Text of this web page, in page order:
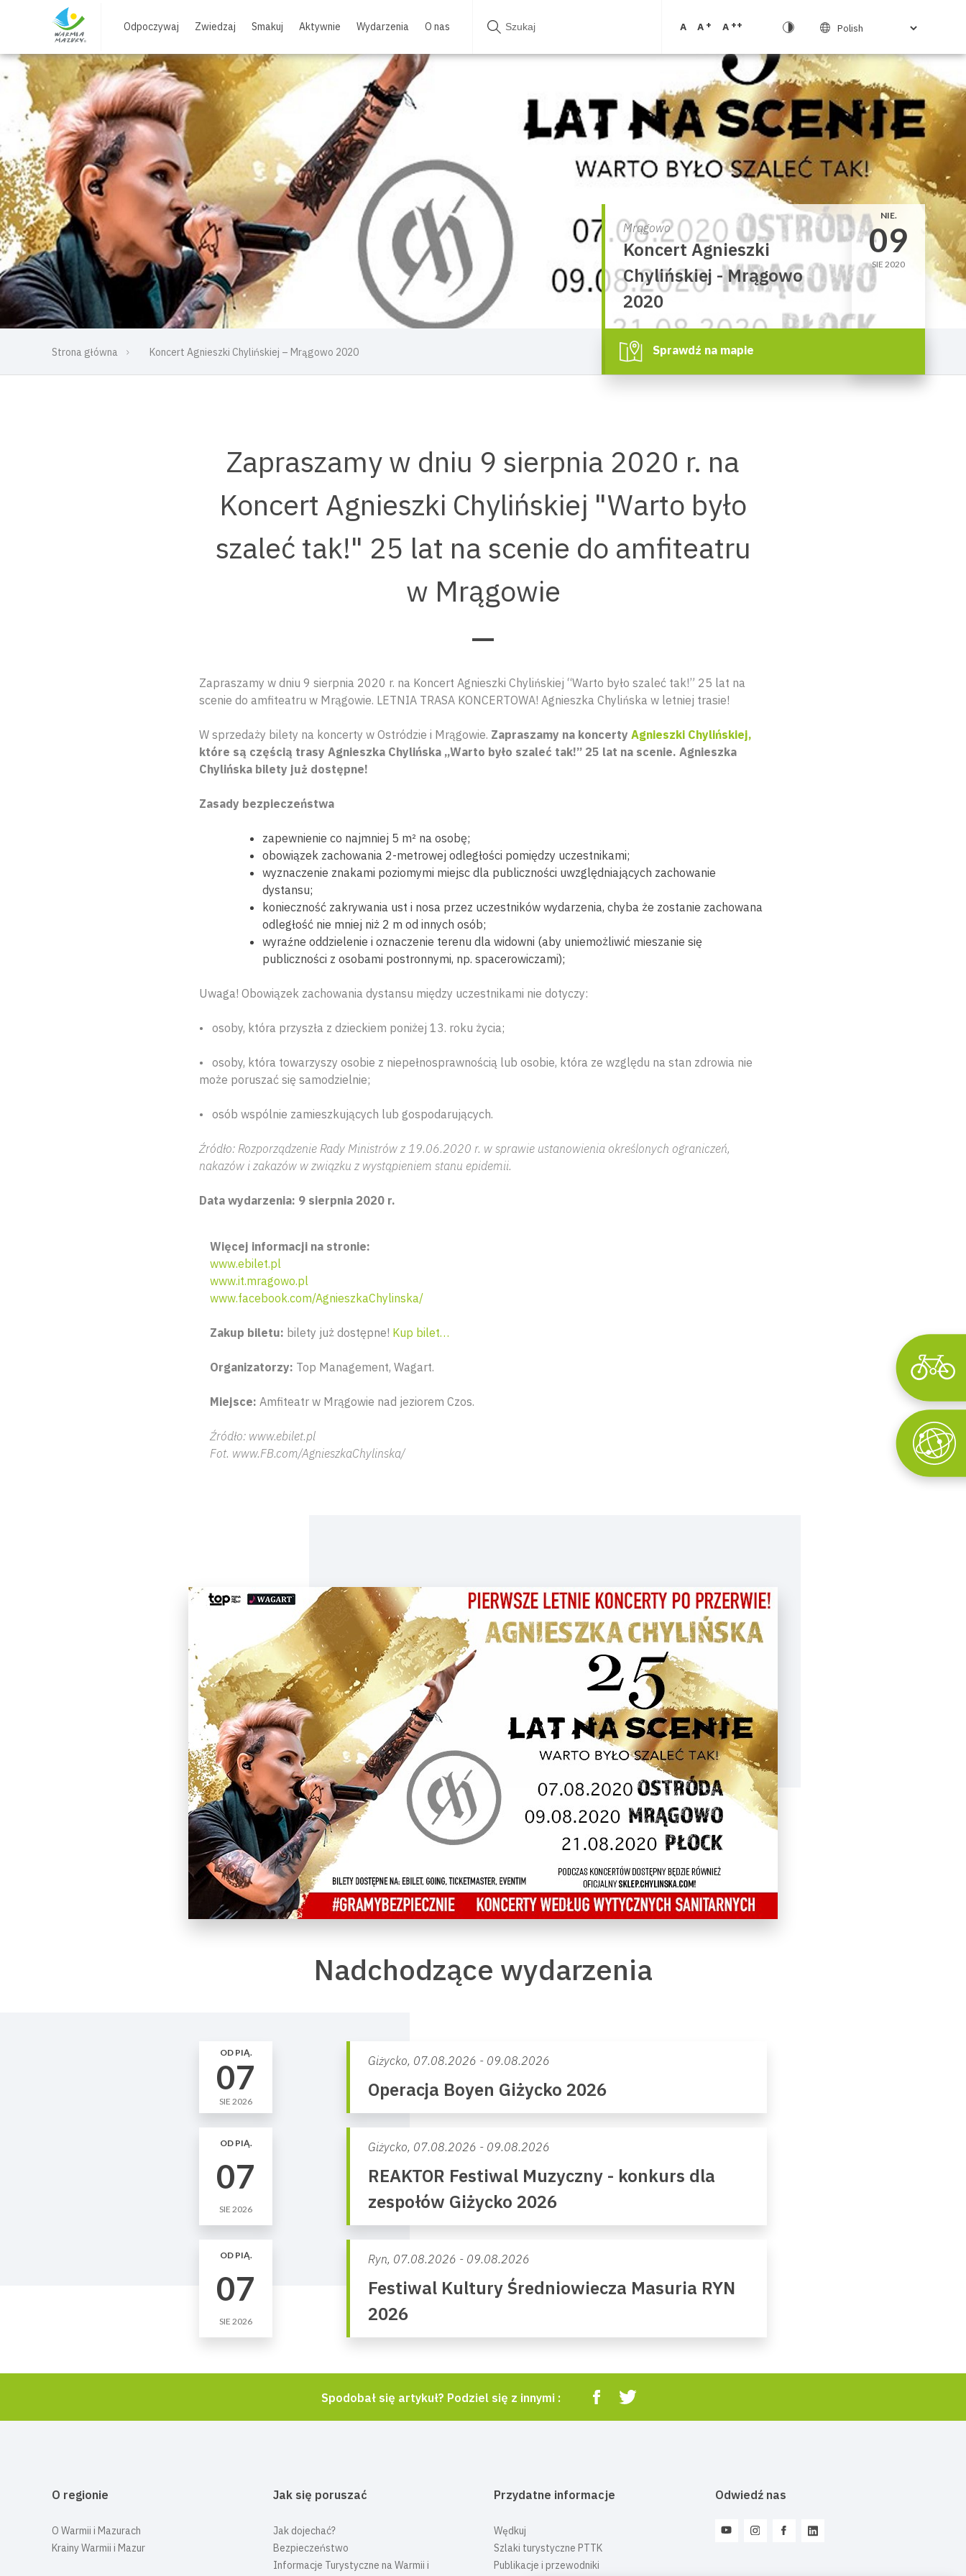
Odpoczywaj Zwiedzaj Smakuj Aktywnie Wydarzenia O nas A A + A ++
Strona główna Koncert Agnieszki Chylińskiej – Mrągowo 2020
Mrągowo
Koncert Agnieszki
Chylińskiej - Mrągowo
2020
NIE.
09
SIE 2020
Sprawdź na mapie
Zapraszamy w dniu 9 sierpnia 2020 r. na
Koncert Agnieszki Chylińskiej "Warto było
szaleć tak!" 25 lat na scenie do amfiteatru
w Mrągowie
Zapraszamy w dniu 9 sierpnia 2020 r. na Koncert Agnieszki Chylińskiej “Warto było szaleć tak!” 25 lat na
scenie do amfiteatru w Mrągowie. LETNIA TRASA KONCERTOWA! Agnieszka Chylińska w letniej trasie!
W sprzedaży bilety na koncerty w Ostródzie i Mrągowie. Zapraszamy na koncerty Agnieszki Chylińskiej,
które są częścią trasy Agnieszka Chylińska „Warto było szaleć tak!” 25 lat na scenie. Agnieszka
Chylińska bilety już dostępne!
Zasady bezpieczeństwa
zapewnienie co najmniej 5 m² na osobę;
obowiązek zachowania 2-metrowej odległości pomiędzy uczestnikami;
wyznaczenie znakami poziomymi miejsc dla publiczności uwzględniających zachowanie
dystansu;
konieczność zakrywania ust i nosa przez uczestników wydarzenia, chyba że zostanie zachowana
odległość nie mniej niż 2 m od innych osób;
wyraźne oddzielenie i oznaczenie terenu dla widowni (aby uniemożliwić mieszanie się
publiczności z osobami postronnymi, np. spacerowiczami);
Uwaga! Obowiązek zachowania dystansu między uczestnikami nie dotyczy:
• osoby, która przyszła z dzieckiem poniżej 13. roku życia;
• osoby, która towarzyszy osobie z niepełnosprawnością lub osobie, która ze względu na stan zdrowia nie
może poruszać się samodzielnie;
• osób wspólnie zamieszkujących lub gospodarujących.
Źródło: Rozporządzenie Rady Ministrów z 19.06.2020 r. w sprawie ustanowienia określonych ograniczeń,
nakazów i zakazów w związku z wystąpieniem stanu epidemii.
Data wydarzenia: 9 sierpnia 2020 r.
Więcej informacji na stronie:
www.ebilet.pl
www.it.mragowo.pl
www.facebook.com/AgnieszkaChylinska/
Zakup biletu: bilety już dostępne! Kup bilet…
Organizatorzy: Top Management, Wagart.
Miejsce: Amfiteatr w Mrągowie nad jeziorem Czos.
Źródło: www.ebilet.pl
Fot. www.FB.com/AgnieszkaChylinska/
Nadchodzące wydarzenia
OD PIĄ.
07
SIE 2026
Giżycko, 07.08.2026 - 09.08.2026
Operacja Boyen Giżycko 2026
OD PIĄ.
07
SIE 2026
Giżycko, 07.08.2026 - 09.08.2026
REAKTOR Festiwal Muzyczny - konkurs dla
zespołów Giżycko 2026
OD PIĄ.
07
SIE 2026
Ryn, 07.08.2026 - 09.08.2026
Festiwal Kultury Średniowiecza Masuria RYN
2026
Spodobał się artykuł? Podziel się z innymi :
O regionie
O Warmii i Mazurach
Krainy Warmii i Mazur
Jak się poruszać
Jak dojechać?
Bezpieczeństwo
Informacje Turystyczne na Warmii i
Przydatne informacje
Wędkuj
Szlaki turystyczne PTTK
Publikacje i przewodniki
Odwiedź nas
Wyszukaj